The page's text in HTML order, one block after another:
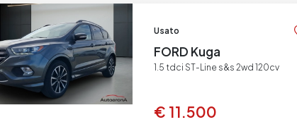
Usato
FORD Kuga
1.5 tdci ST-Line s&s 2wd 120cv
€ 11.500